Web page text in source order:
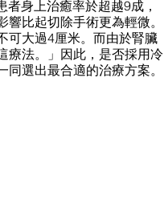
身上治癒率於超越9成，
比起切除手術更為輕微。
可大過4厘米。而由於腎臟
療法。」因此，是否採用冷
選出最合適的治療方案。